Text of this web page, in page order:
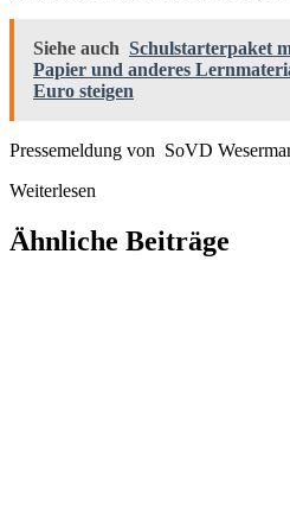
Siehe auch Schulstarterpaket
Papier und anderes
Euro steigen
Pressemeldung von SoVD
Weiterlesen
Ähnliche Beiträge